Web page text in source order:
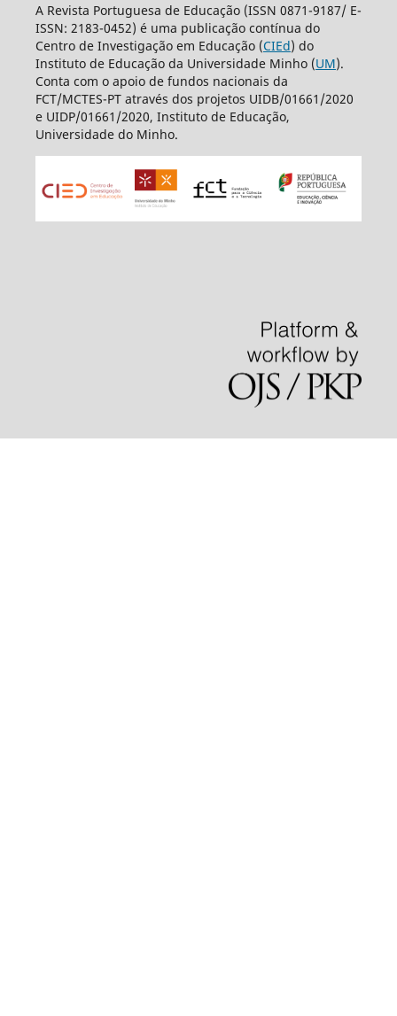
A Revista Portuguesa de Educação (ISSN 0871-9187/ E-
ISSN: 2183-0452) é uma publicação contínua do
Centro de Investigação em Educação (CIEd) do
Instituto de Educação da Universidade Minho (UM).
Conta com o apoio de fundos nacionais da
FCT/MCTES-PT através dos projetos UIDB/01661/2020
e UIDP/01661/2020, Instituto de Educação,
Universidade do Minho.